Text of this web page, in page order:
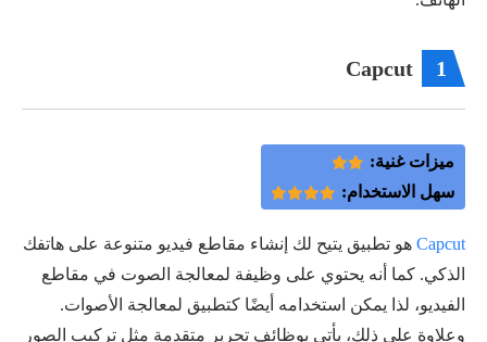
1
Capcut
ميزات غنية:
سهل الاستخدام:
Capcut هو تطبيق يتيح لك إنشاء مقاطع فيديو متنوعة على هاتفك
الذكي. كما أنه يحتوي على وظيفة لمعالجة الصوت في مقاطع
الفيديو، لذا يمكن استخدامه أيضًا كتطبيق لمعالجة الأصوات.
وعلاوة على ذلك، يأتي بوظائف تحرير متقدمة مثل تركيب الصور